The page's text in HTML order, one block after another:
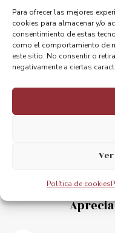
Para ofrecer las mejores
cookies para almacenar y/o
consentimiento de estas
como el comportamiento de
este sitio. No consentir o
negativamente a ciertas
Política de cookies